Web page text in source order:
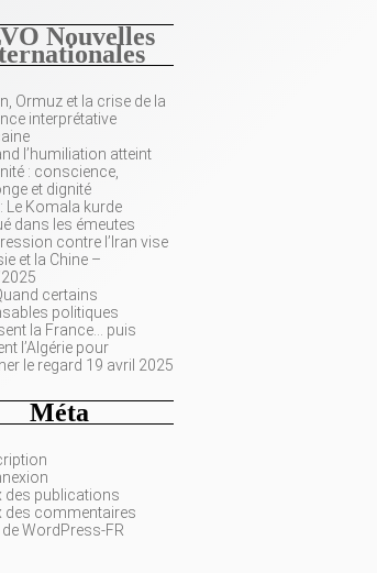
Nouvelles
Ormuz et la crise de la
interprétative
l’humiliation atteint
: conscience,
et dignité
Le Komala kurde
dans les émeutes
contre l’Iran vise
et la Chine –
certains
politiques
la France… puis
l’Algérie pour
le regard 19 avril 2025
Méta
des publications
des commentaires
de WordPress-FR